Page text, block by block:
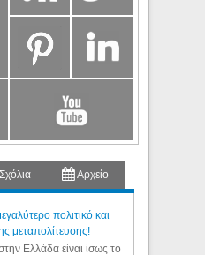
Σχόλια Αρχείο
πολιτικό και
μεταπολίτευσης!
Ελλάδα είναι ίσως το